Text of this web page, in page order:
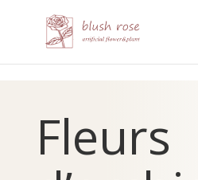
Fleurs